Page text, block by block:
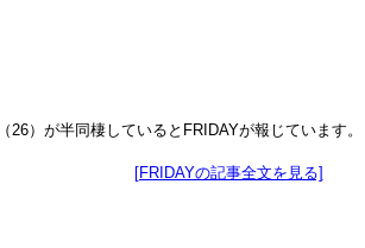
）が半同棲しているとFRIDAYが報じています。
[FRIDAYの記事全文を見る]